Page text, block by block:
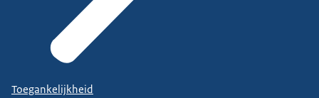
Toegankelijkheid